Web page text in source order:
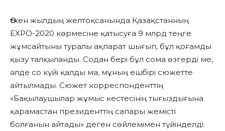
Өткен жылдың желтоқсанында Қазақстанның
EXPO-2020 көрмесіне қатысуға 9 млрд теңге
жұмсайтыны туралы ақпарат шығып, бұл қоғамды
қызу талқыланды. Содан бері бұл сома өзгерді ме,
әлде со күйі қалды ма, мұның ешбірі сюжетте
айтылмады. Сюжет корреспонденттің
«Бақылаушылар жұмыс кестесінің тығыздығына
қарамастан президенттің сапары жемісті
болғанын айтады» деген сөйлемімен түйінделді.